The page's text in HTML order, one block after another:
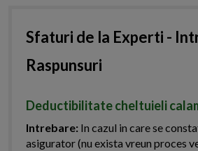
Sfaturi de la Experti -
Raspunsuri
Deductibilitate cheltuieli
Intrebare: In cazul in care se
asigurator (nu exista vreun proces